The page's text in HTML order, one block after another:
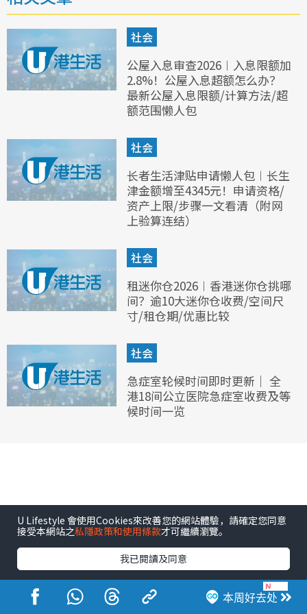
社会
公屋入息审查2026︱入息限额加
2.8%！公屋入息超额怎么办？
最新公屋入息限额/计算方法/超
额范围懒人包
社会
长者生活津贴申请懒人包︱长生
津金额增至4345元！申请资格/
资产上限/步骤一文看清（附网
上验算连结）
社会
租迷你仓2026︱香港迷你仓挑哪
间？逾10大迷你仓收费/空间尺
寸/租仓期/优惠比较
社会
急症室轮候时间即时更新｜ 全
港18间公立医院急症室收费及等
候时间一览
本周好去处
U Lifestyle 會使用Cookies來改善您的網站體驗，請確定您同意
接受本網站之私隱政策和使用條款才可繼續瀏覽。
我已閱讀及同意